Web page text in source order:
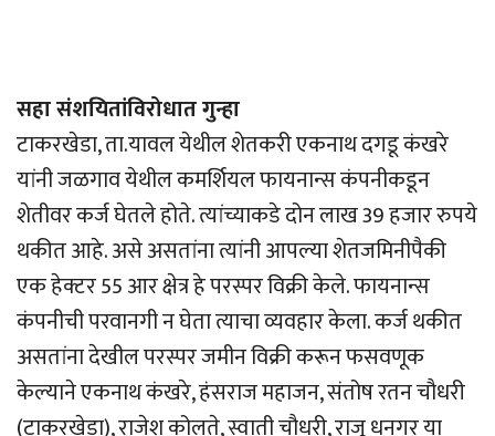
सहा संशयितांविरोधात गुन्हा
टाकरखेडा, ता.यावल येथील शेतकरी एकनाथ दगडू कंखरे
यांनी जळगाव येथील कमर्शियल फायनान्स कंपनीकडून
शेतीवर कर्ज घेतले होते. त्यांच्याकडे दोन लाख 39 हजार रुपये
थकीत आहे. असे असतांना त्यांनी आपल्या शेतजमिनीपैकी
एक हेक्टर 55 आर क्षेत्र हे परस्पर विक्री केले. फायनान्स
कंपनीची परवानगी न घेता त्याचा व्यवहार केला. कर्ज थकीत
असतांना देखील परस्पर जमीन विक्री करून फसवणूक
केल्याने एकनाथ कंखरे, हंसराज महाजन, संतोष रतन चौधरी
(टाकरखेडा), राजेश कोलते, स्वाती चौधरी, राजू धनगर या